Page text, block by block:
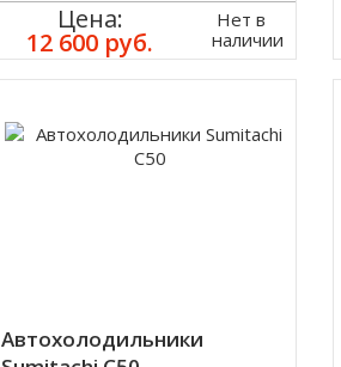
Цена:
12 600 руб.
Нет в
наличии
Автохолодильники